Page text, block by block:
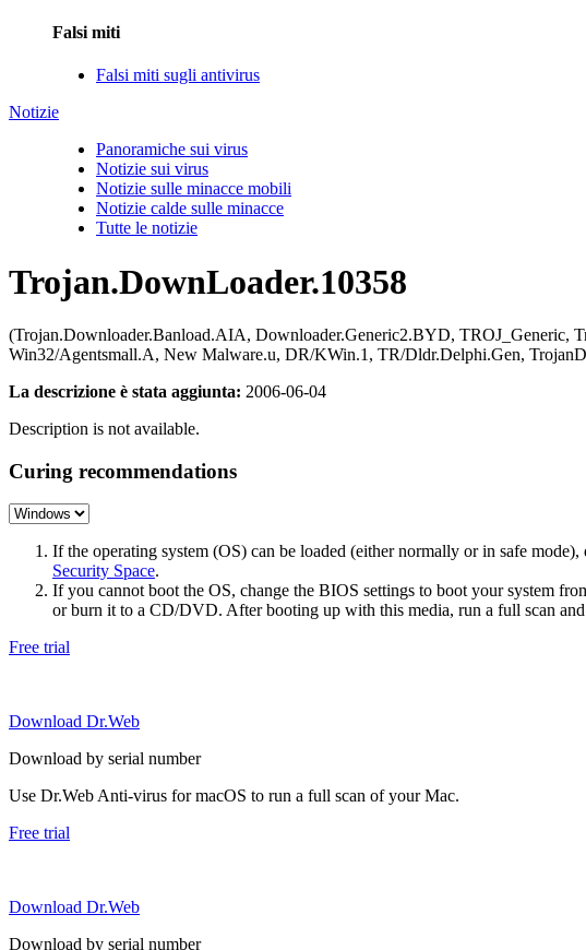
Falsi miti
Falsi miti sugli antivirus
Notizie
Panoramiche sui virus
Notizie sui virus
Notizie sulle minacce mobili
Notizie calde sulle minacce
Tutte le notizie
Trojan.DownLoader.10358
(Trojan.Downloader.Banload.AIA, Downloader.Generic2.BYD, TROJ_Generic,
Win32/Agentsmall.A, New Malware.u, DR/KWin.1, TR/Dldr.Delphi.Gen,
La descrizione è stata aggiunta: 2006-06-04
Description is not available.
Curing recommendations
If the operating system (OS) can be loaded (either normally or in safe
Security Space.
If you cannot boot the OS, change the BIOS settings to boot your system
or burn it to a CD/DVD. After booting up with this media, run a full scan and
Free trial
Download Dr.Web
Download by serial number
Use Dr.Web Anti-virus for macOS to run a full scan of your Mac.
Free trial
Download Dr.Web
Download by serial number